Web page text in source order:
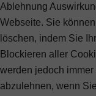
Ablehnung
Webseite. Sie
löschen, indem Sie
Blockieren aller
werden jedoch
abzulehnen, wenn